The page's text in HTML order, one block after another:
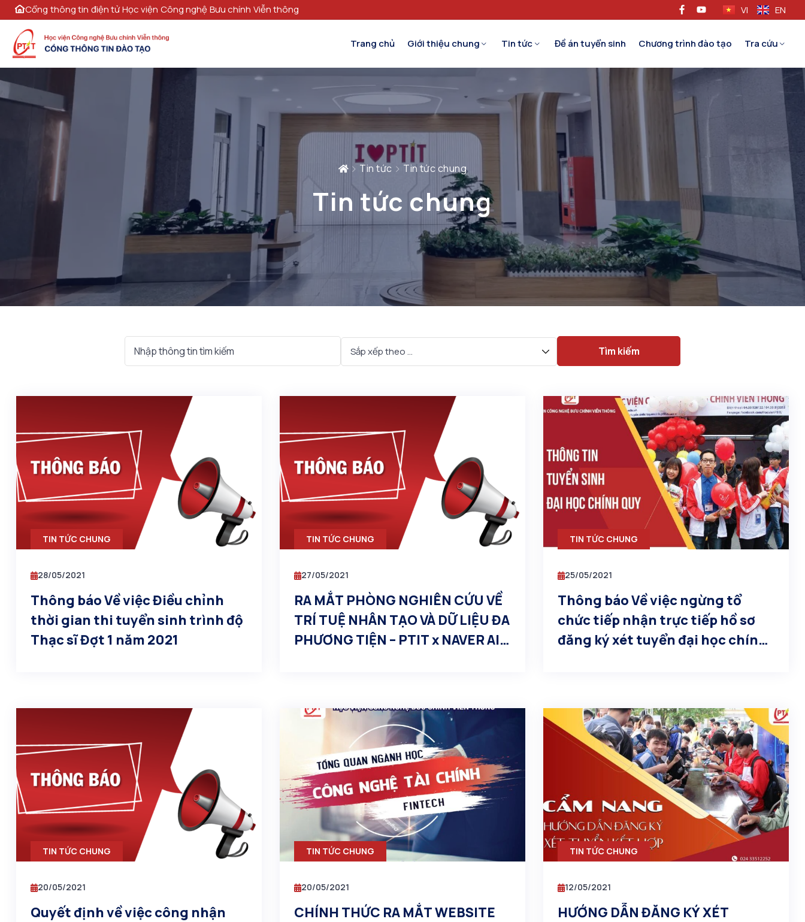
Cổng thông tin điện tử Học viện Công nghệ Bưu chính Viễn thông VI EN
Trang chủ Giới thiệu chung Tin tức Đề án tuyển sinh Chương trình đào tạo Tra cứu
Tin tức Tin tức chung
Tin tức chung
TIN TỨC CHUNG
28/05/2021
Thông báo Về việc Điều chỉnh
thời gian thi tuyển sinh trình độ
Thạc sĩ Đợt 1 năm 2021
TIN TỨC CHUNG
27/05/2021
RA MẮT PHÒNG NGHIÊN CỨU VỀ
TRÍ TUỆ NHÂN TẠO VÀ DỮ LIỆU ĐA
PHƯƠNG TIỆN – PTIT x NAVER AI
TIN TỨC CHUNG
25/05/2021
Thông báo Về việc ngừng tổ
chức tiếp nhận trực tiếp hồ sơ
đăng ký xét tuyển đại học chính
Viễn thông
TIN TỨC CHUNG
20/05/2021
Quyết định về việc công nhận
TIN TỨC CHUNG
20/05/2021
CHÍNH THỨC RA MẮT WEBSITE
TIN TỨC CHUNG
12/05/2021
HƯỚNG DẪN ĐĂNG KÝ XÉT